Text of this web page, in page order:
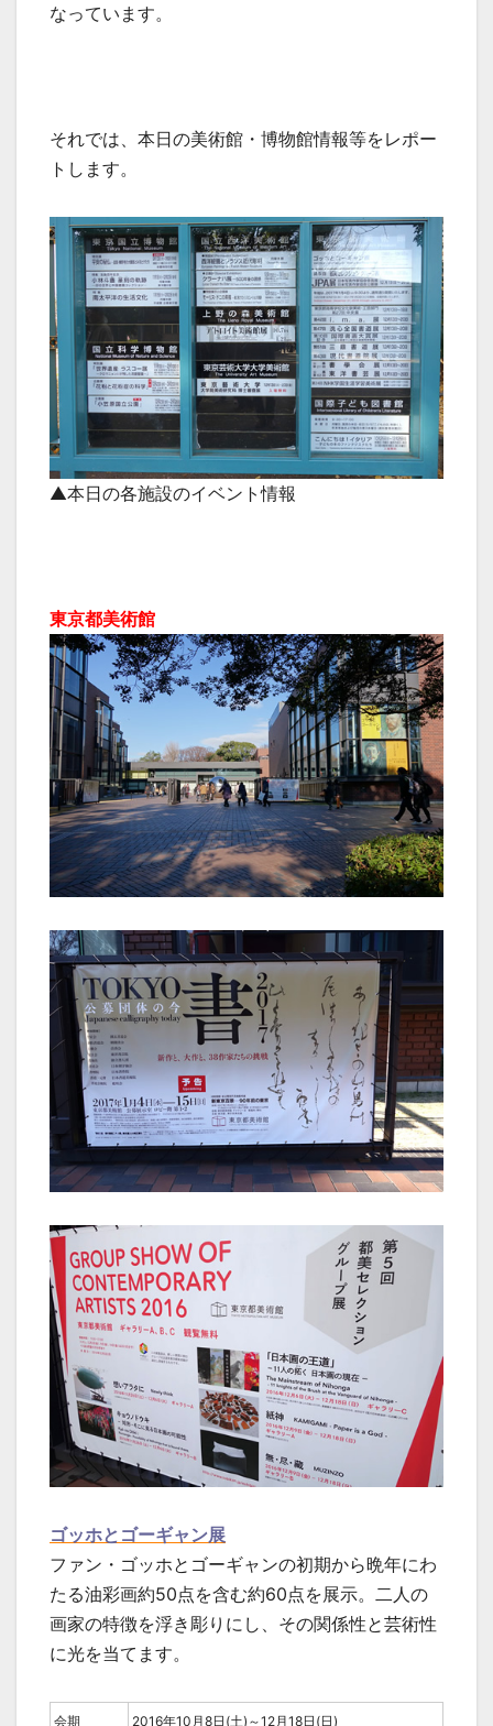
なっています。
それでは、本日の美術館・博物館情報等をレポー
トします。
▲本日の各施設のイベント情報
東京都美術館
ゴッホとゴーギャン展
ファン・ゴッホとゴーギャンの初期から晩年にわ
たる油彩画約50点を含む約60点を展示。二人の
画家の特徴を浮き彫りにし、その関係性と芸術性
に光を当てます。
会期 2016年10月8日(土)～12月18日(日)